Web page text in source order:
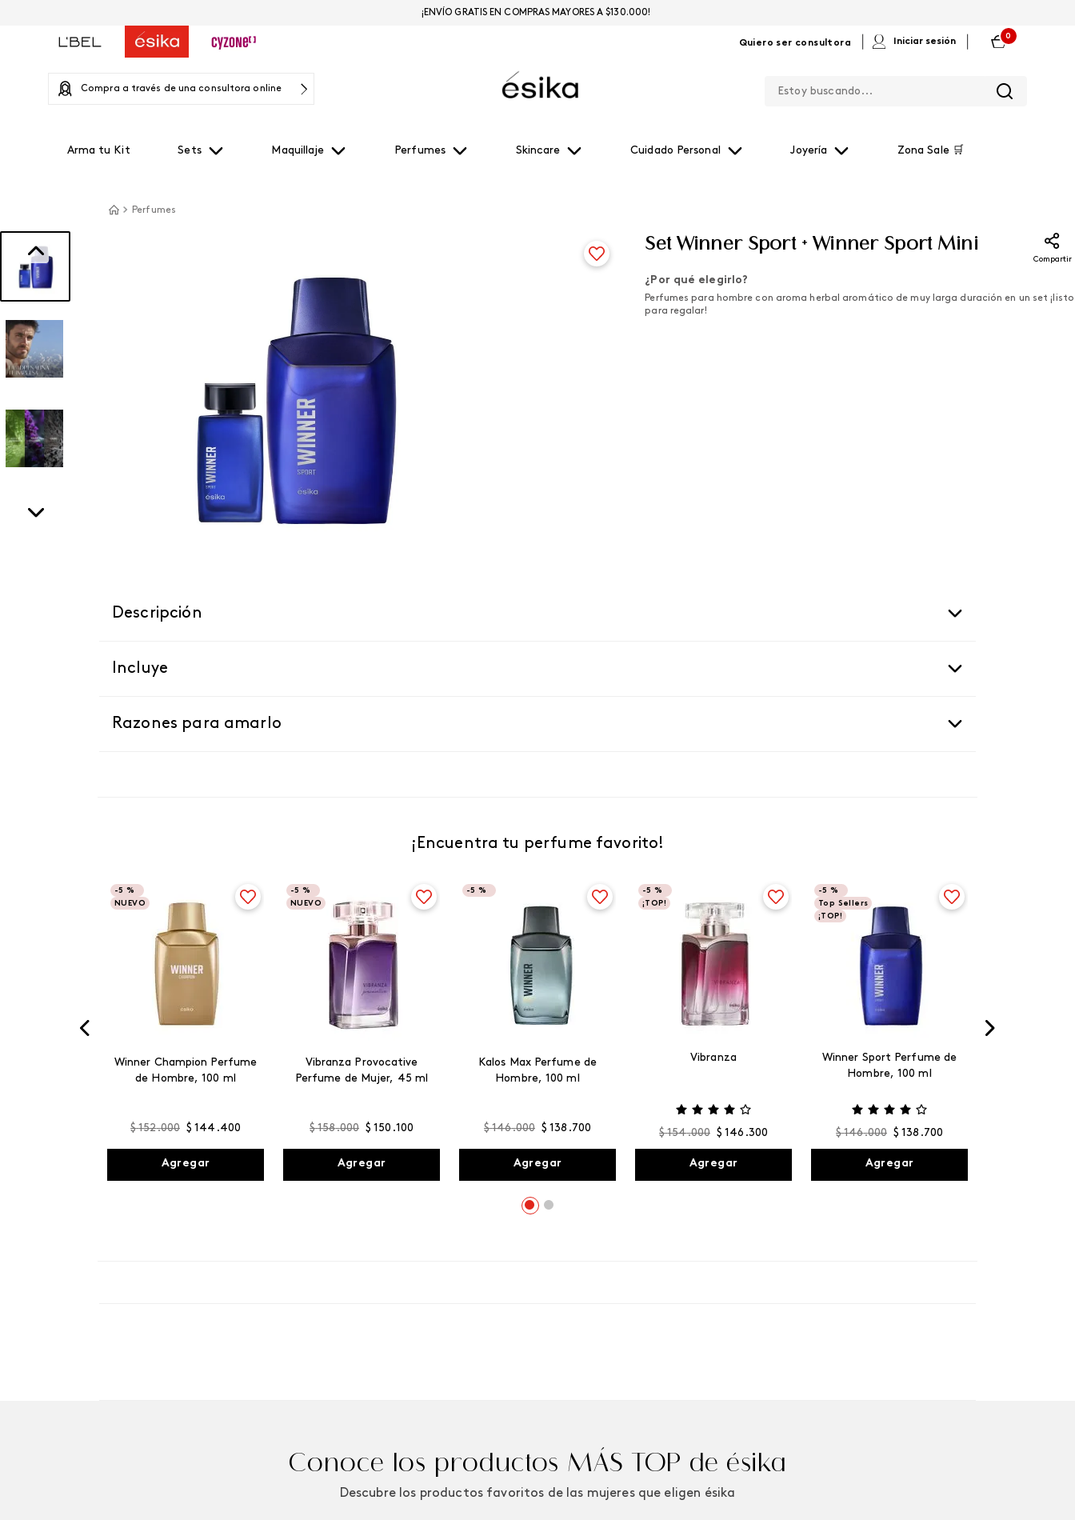
Quiero ser consultora Iniciar sesión
0
Compra a través de una consultora online
Arma tu Kit Sets Maquillaje Perfumes Skincare Cuidado Personal Joyería Zona Sale 🛒
¡ENVÍO GRATIS EN COMPRAS MAYORES A $130.000!
Perfumes
Set Winner Sport + Winner Sport Mini
Compartir
¿Por qué elegirlo?
Perfumes para hombre con aroma herbal aromático de muy larga duración en un set ¡listo
para regalar!
Descripción
Incluye
Razones para amarlo
¡Encuentra tu perfume favorito!
-5 %
NUEVO
Winner Champion Perfume
de Hombre, 100 ml
$ 152.000 $ 144 .400
Agregar
-5 %
NUEVO
Vibranza Provocative
Perfume de Mujer, 45 ml
$ 158.000 $ 150 .100
Agregar
-5 %
Kalos Max Perfume de
Hombre, 100 ml
$ 146.000 $ 138 .700
Agregar
-5 %
¡TOP!
Vibranza
$ 154.000 $ 146 .300
Agregar
-5 %
Top Sellers
¡TOP!
Winner Sport Perfume de
Hombre, 100 ml
$ 146.000 $ 138 .700
Agregar
Conoce los productos MÁS TOP de ésika
Descubre los productos favoritos de las mujeres que eligen ésika